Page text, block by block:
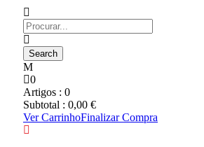
0
Artigos : 0
Subtotal : 0,00 €
Ver CarrinhoFinalizar Compra